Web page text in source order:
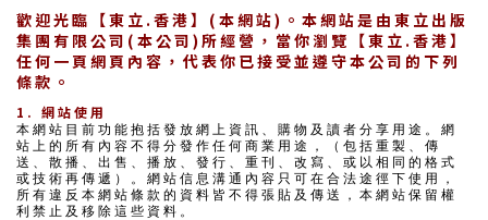
歡迎光臨【東立.香港】(本網站)。本網站是由東立出版
集團有限公司(本公司)所經營，當你瀏覽【東立.香港】
任何一頁網頁內容，代表你已接受並遵守本公司的下列
條款。
1. 網站使用
本網站目前功能抱括發放網上資訊、購物及讀者分享用途。網
站上的所有內容不得分發作任何商業用途，（包括重製、傳
送、散播、出售、播放、發行、重刊、改寫、或以相同的格式
或技術再傳遞）。網站信息溝通內容只可在合法途徑下使用，
所有違反本網站條款的資料皆不得張貼及傳送，本網站保留權
利禁止及移除這些資料。